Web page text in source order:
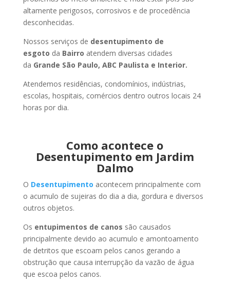
altamente perigosos, corrosivos e de procedência
desconhecidas.
Nossos serviços de desentupimento de
esgoto da Bairro atendem diversas cidades
da Grande São Paulo, ABC Paulista e Interior.
Atendemos residências, condomínios, indústrias,
escolas, hospitais, comércios dentro outros locais 24
horas por dia.
Como acontece o
Desentupimento em Jardim
Dalmo
O Desentupimento acontecem principalmente com
o acumulo de sujeiras do dia a dia, gordura e diversos
outros objetos.
Os entupimentos de canos são causados
principalmente devido ao acumulo e amontoamento
de detritos que escoam pelos canos gerando a
obstrução que causa interrupção da vazão de água
que escoa pelos canos.